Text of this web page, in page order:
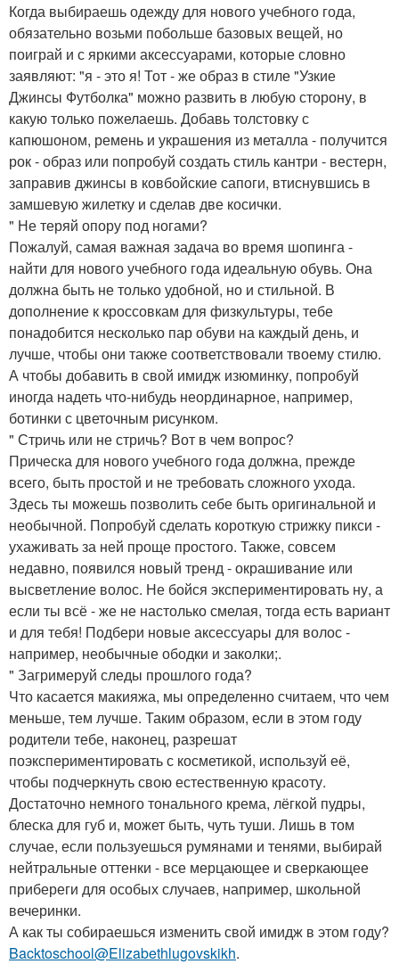
Когда выбираешь одежду для нового учебного года,
обязательно возьми побольше базовых вещей, но
поиграй и с яркими аксессуарами, которые словно
заявляют: "я - это я! Тот - же образ в стиле "Узкие
Джинсы Футболка" можно развить в любую сторону, в
какую только пожелаешь. Добавь толстовку с
капюшоном, ремень и украшения из металла - получится
рок - образ или попробуй создать стиль кантри - вестерн,
заправив джинсы в ковбойские сапоги, втиснувшись в
замшевую жилетку и сделав две косички.
" Не теряй опору под ногами?
Пожалуй, самая важная задача во время шопинга -
найти для нового учебного года идеальную обувь. Она
должна быть не только удобной, но и стильной. В
дополнение к кроссовкам для физкультуры, тебе
понадобится несколько пар обуви на каждый день, и
лучше, чтобы они также соответствовали твоему стилю.
А чтобы добавить в свой имидж изюминку, попробуй
иногда надеть что-нибудь неординарное, например,
ботинки с цветочным рисунком.
" Стричь или не стричь? Вот в чем вопрос?
Прическа для нового учебного года должна, прежде
всего, быть простой и не требовать сложного ухода.
Здесь ты можешь позволить себе быть оригинальной и
необычной. Попробуй сделать короткую стрижку пикси -
ухаживать за ней проще простого. Также, совсем
недавно, появился новый тренд - окрашивание или
высветление волос. Не бойся экспериментировать ну, а
если ты всё - же не настолько смелая, тогда есть вариант
и для тебя! Подбери новые аксессуары для волос -
например, необычные ободки и заколки;.
" Загримеруй следы прошлого года?
Что касается макияжа, мы определенно считаем, что чем
меньше, тем лучше. Таким образом, если в этом году
родители тебе, наконец, разрешат
поэкспериментировать с косметикой, используй её,
чтобы подчеркнуть свою естественную красоту.
Достаточно немного тонального крема, лёгкой пудры,
блеска для губ и, может быть, чуть туши. Лишь в том
случае, если пользуешься румянами и тенями, выбирай
нейтральные оттенки - все мерцающее и сверкающее
прибереги для особых случаев, например, школьной
вечеринки.
А как ты собираешься изменить свой имидж в этом году?
Backtoschool@Elizabethlugovskikh.